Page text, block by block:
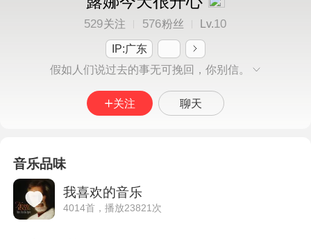
529关注 576粉丝 Lv.10
IP:广东
假如人们说过去的事无可挽回，你别信。
关注 聊天
音乐品味
我喜欢的音乐
4014首，播放23821次